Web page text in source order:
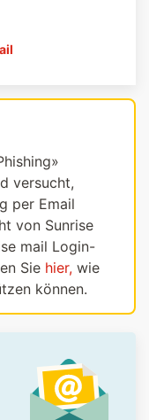
versucht,
per Email
von Sunrise
mail Login-
Sie hier, wie
können.